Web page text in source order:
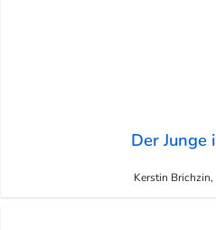
Der Junge
Kerstin